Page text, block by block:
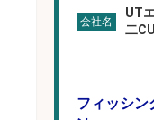
会社名
UT
二CU
フィッシン